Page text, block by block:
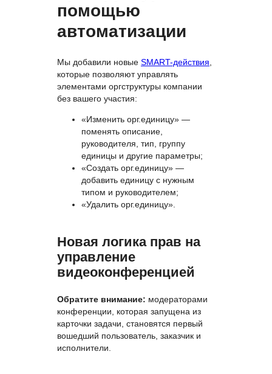
помощью
автоматизации
Мы добавили новые SMART-действия
которые позволяют управлять
элементами оргструктуры компании
без вашего участия:
«Изменить орг.единицу» —
поменять описание,
руководителя, тип, группу
единицы и другие параметры;
«Создать орг.единицу» —
добавить единицу с нужным
типом и руководителем;
«Удалить орг.единицу».
Новая логика прав на
управление
видеоконференцией
Обратите внимание: модераторами
конференции, которая запущена из
карточки задачи, становятся первый
вошедший пользователь, заказчик и
исполнители.